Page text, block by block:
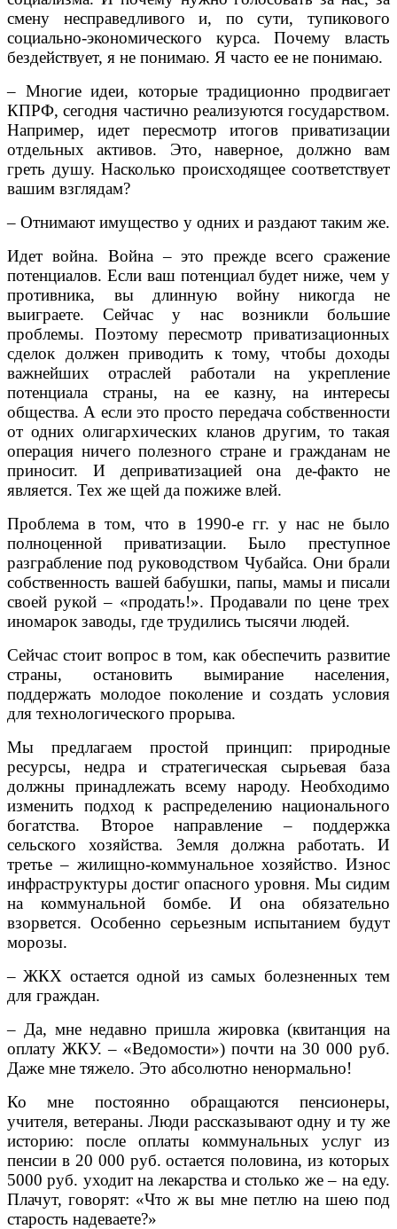
смену несправедливого и, по сути, тупикового
социально-экономического курса. Почему власть
бездействует, я не понимаю. Я часто ее не понимаю.
– Многие идеи, которые традиционно продвигает
КПРФ, сегодня частично реализуются государством.
Например, идет пересмотр итогов приватизации
отдельных активов. Это, наверное, должно вам
греть душу. Насколько происходящее соответствует
вашим взглядам?
– Отнимают имущество у одних и раздают таким же.
Идет война. Война – это прежде всего сражение
потенциалов. Если ваш потенциал будет ниже, чем у
противника, вы длинную войну никогда не
выиграете. Сейчас у нас возникли большие
проблемы. Поэтому пересмотр приватизационных
сделок должен приводить к тому, чтобы доходы
важнейших отраслей работали на укрепление
потенциала страны, на ее казну, на интересы
общества. А если это просто передача собственности
от одних олигархических кланов другим, то такая
операция ничего полезного стране и гражданам не
приносит. И деприватизацией она де-факто не
является. Тех же щей да пожиже влей.
Проблема в том, что в 1990-е гг. у нас не было
полноценной приватизации. Было преступное
разграбление под руководством Чубайса. Они брали
собственность вашей бабушки, папы, мамы и писали
своей рукой – «продать!». Продавали по цене трех
иномарок заводы, где трудились тысячи людей.
Сейчас стоит вопрос в том, как обеспечить развитие
страны, остановить вымирание населения,
поддержать молодое поколение и создать условия
для технологического прорыва.
Мы предлагаем простой принцип: природные
ресурсы, недра и стратегическая сырьевая база
должны принадлежать всему народу. Необходимо
изменить подход к распределению национального
богатства. Второе направление – поддержка
сельского хозяйства. Земля должна работать. И
третье – жилищно-коммунальное хозяйство. Износ
инфраструктуры достиг опасного уровня. Мы сидим
на коммунальной бомбе. И она обязательно
взорвется. Особенно серьезным испытанием будут
морозы.
– ЖКХ остается одной из самых болезненных тем
для граждан.
– Да, мне недавно пришла жировка (квитанция на
оплату ЖКУ. – «Ведомости») почти на 30 000 руб.
Даже мне тяжело. Это абсолютно ненормально!
Ко мне постоянно обращаются пенсионеры,
учителя, ветераны. Люди рассказывают одну и ту же
историю: после оплаты коммунальных услуг из
пенсии в 20 000 руб. остается половина, из которых
5000 руб. уходит на лекарства и столько же – на еду.
Плачут, говорят: «Что ж вы мне петлю на шею под
старость надеваете?»